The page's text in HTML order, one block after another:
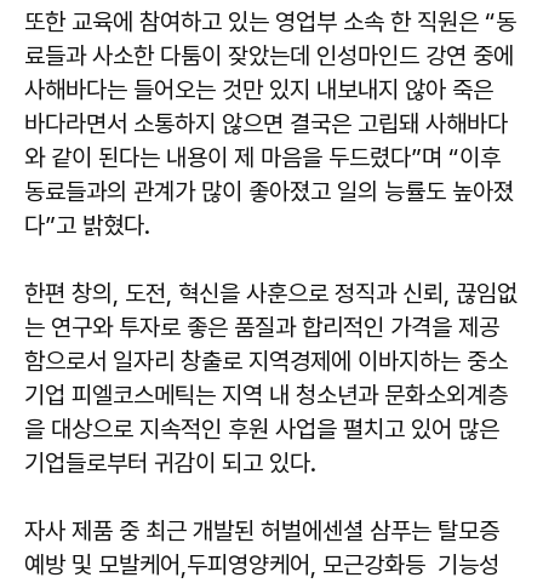
또한 교육에 참여하고 있는 영업부 소속 한 직원은 “동
료들과 사소한 다툼이 잦았는데 인성마인드 강연 중에
사해바다는 들어오는 것만 있지 내보내지 않아 죽은
바다라면서 소통하지 않으면 결국은 고립돼 사해바다
와 같이 된다는 내용이 제 마음을 두드렸다”며 “이후
동료들과의 관계가 많이 좋아졌고 일의 능률도 높아졌
다”고 밝혔다.
한편 창의, 도전, 혁신을 사훈으로 정직과 신뢰, 끊임없
는 연구와 투자로 좋은 품질과 합리적인 가격을 제공
함으로서 일자리 창출로 지역경제에 이바지하는 중소
기업 피엘코스메틱는 지역 내 청소년과 문화소외계층
을 대상으로 지속적인 후원 사업을 펼치고 있어 많은
기업들로부터 귀감이 되고 있다.
자사 제품 중 최근 개발된 허벌에센셜 삼푸는 탈모증
예방 및 모발케어,두피영양케어, 모근강화등 기능성